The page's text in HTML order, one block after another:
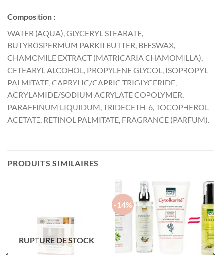
Composition :
WATER (AQUA), GLYCERYL STEARATE,
BUTYROSPERMUM PARKII BUTTER, BEESWAX,
CHAMOMILE EXTRACT (MATRICARIA CHAMOMILLA),
CETEARYL ALCOHOL, PROPYLENE GLYCOL, ISOPROPYL
PALMITATE, CAPRYLIC/CAPRIC TRIGLYCERIDE,
ACRYLAMIDE/SODIUM ACRYLATE COPOLYMER,
PARAFFINUM LIQUIDUM, TRIDECETH-6, TOCOPHEROL
ACETATE, RETINOL PALMITATE, FRAGRANCE (PARFUM).
PRODUITS SIMILAIRES
RUPTURE DE STOCK
-14%